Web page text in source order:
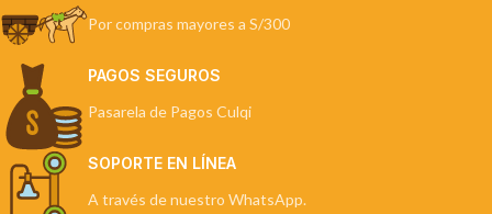
Por compras mayores a S/300
PAGOS SEGUROS
Pasarela de Pagos Culqi
SOPORTE EN LÍNEA
A través de nuestro WhatsApp.